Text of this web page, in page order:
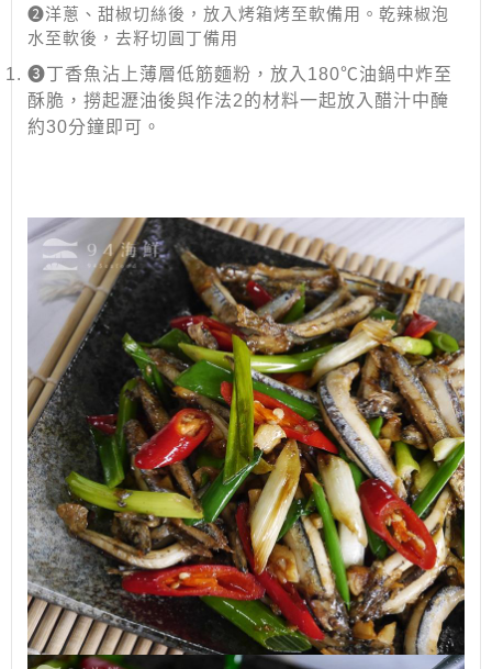
➋洋蔥、甜椒切絲後，放入烤箱烤至軟備用。乾辣椒泡
水至軟後，去籽切圓丁備用
➌丁香魚沾上薄層低筋麵粉，放入180℃油鍋中炸至
酥脆，撈起瀝油後與作法2的材料一起放入醋汁中醃
約30分鐘即可。